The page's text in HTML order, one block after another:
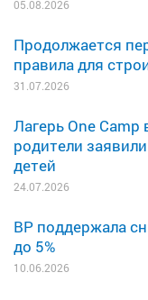
05.08.2026
Продолжается
правила для
31.07.2026
Лагерь One Camp
родители
детей
24.07.2026
ВР поддержала
до 5%
10.06.2026